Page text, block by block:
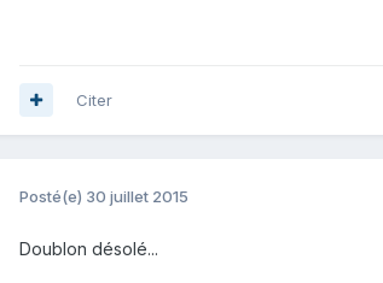
Citer
Posté(e) 30 juillet 2015
Doublon désolé...